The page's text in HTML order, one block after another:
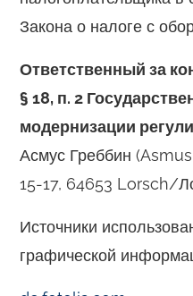
Закона о налоге с
Ответственный за
§ 18, п. 2
модернизации
Асмус Греббин
15-17, 64653 Lorsch/
Источники
графической